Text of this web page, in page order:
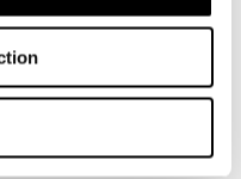
Natale e Buon